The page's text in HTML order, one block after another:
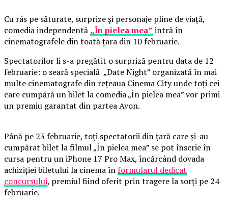
Cu râs pe săturate, surprize și personaje pline de viață,
comedia independentă „În pielea mea” intră în
cinematografele din toată țara din 10 februarie.
Spectatorilor li s-a pregătit o surpriză pentru data de 12
februarie: o seară specială „Date Night” organizată în mai
multe cinematografe din rețeaua Cinema City unde toți cei
care cumpără un bilet la comedia „În pielea mea” vor primi
un premiu garantat din partea Avon.
Până pe 23 februarie, toți spectatorii din țară care și-au
cumpărat bilet la filmul „În pielea mea” se pot înscrie în
cursa pentru un iPhone 17 Pro Max, încărcând dovada
achiziției biletului la cinema înformularul dedicat
concursului, premiul fiind oferit prin tragere la sorți pe 24
februarie.